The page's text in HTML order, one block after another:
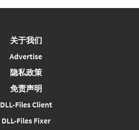
关于我们
Advertise
隐私政策
免责声明
DLL-Files Client
DLL-Files Fixer